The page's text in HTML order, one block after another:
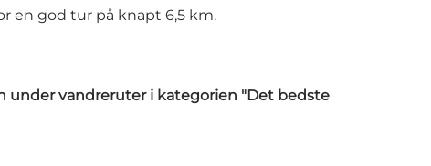
en god tur på knapt 6,5 km.
under vandreruter i kategorien "Det bedste